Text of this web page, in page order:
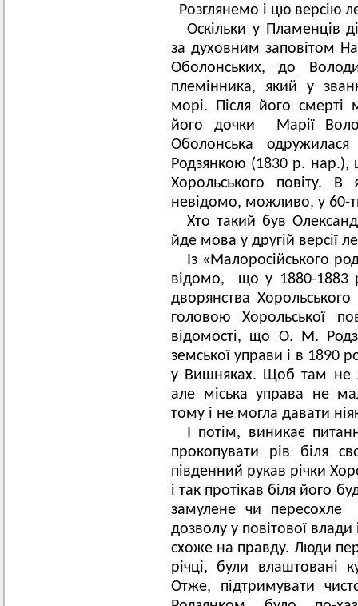
Розглянемо і цю версію
Оскільки у Пламенців
за духовним заповітом
Оболонських, до
племінника, який у
морі. Після його смерті
його дочки Марії
Оболонська
Родзянкою (1830 р. нар.),
Хорольського повіту.
невідомо, можливо, у 60-
Хто такий був
йде мова у другій версії
Із «Малоросійського
відомо, що у 1880-1883
дворянства
головою Хорольської
відомості, що О. М.
земської управи і в 1890
у Вишняках. Щоб там не
але міська управа не
тому і не могла давати
І потім, виникає
прокопувати рів біля
південний рукав річки
і так протікав біля його
замулене чи
дозволу у повітової
схоже на правду. Люди
річці, були влаштовані
Отже, підтримувати